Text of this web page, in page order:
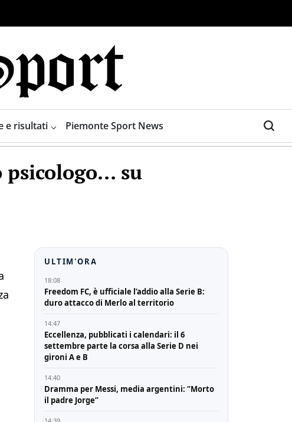
e risultati Piemonte Sport News
psicologo… su
ULTIM'ORA
18:08
Freedom FC, è ufficiale l’addio alla Serie B:
duro attacco di Merlo al territorio
14:47
Eccellenza, pubblicati i calendari: il 6
settembre parte la corsa alla Serie D nei
gironi A e B
14:40
Dramma per Messi, media argentini: “Morto
il padre Jorge”